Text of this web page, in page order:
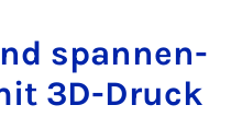
span­nen­
3D-Druck